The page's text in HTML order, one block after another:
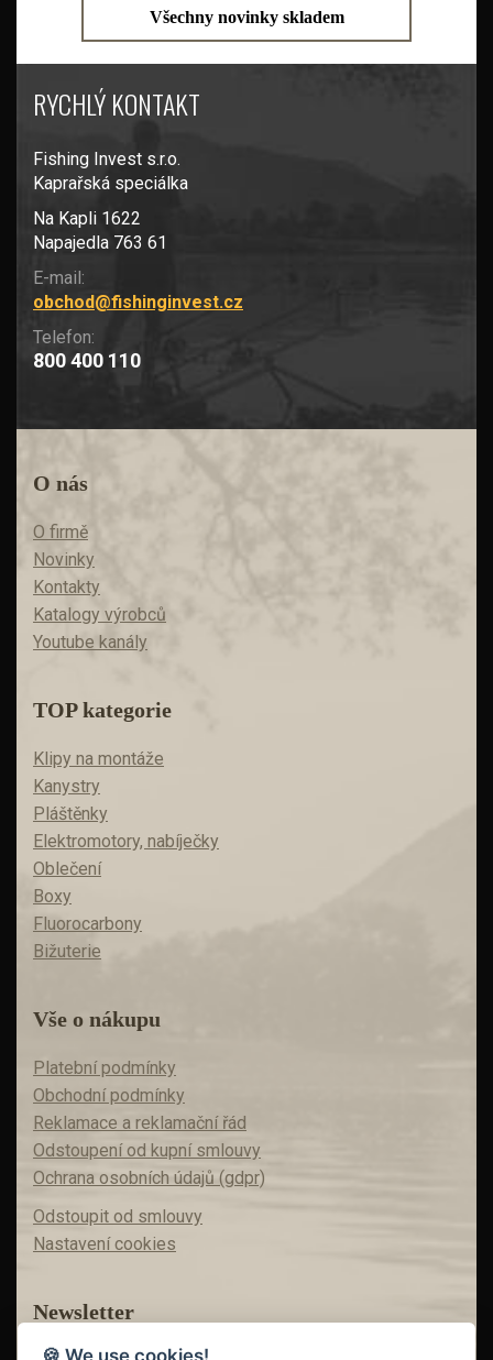
Všechny novinky skladem
RYCHLÝ KONTAKT
Fishing Invest s.r.o.
Kaprařská speciálka
Na Kapli 1622
Napajedla 763 61
E-mail:
obchod@fishinginvest.cz
Telefon:
800 400 110
O nás
O firmě
Novinky
Kontakty
Katalogy výrobců
Youtube kanály
TOP kategorie
Klipy na montáže
Kanystry
Pláštěnky
Elektromotory, nabíječky
Oblečení
Boxy
Fluorocarbony
Bižuterie
Vše o nákupu
Platební podmínky
Obchodní podmínky
Reklamace a reklamační řád
Odstoupení od kupní smlouvy
Ochrana osobních údajů (gdpr)
Odstoupit od smlouvy
Nastavení cookies
Newsletter
🍪 We use cookies!